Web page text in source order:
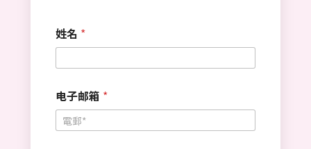
姓名 *
电子邮箱 *